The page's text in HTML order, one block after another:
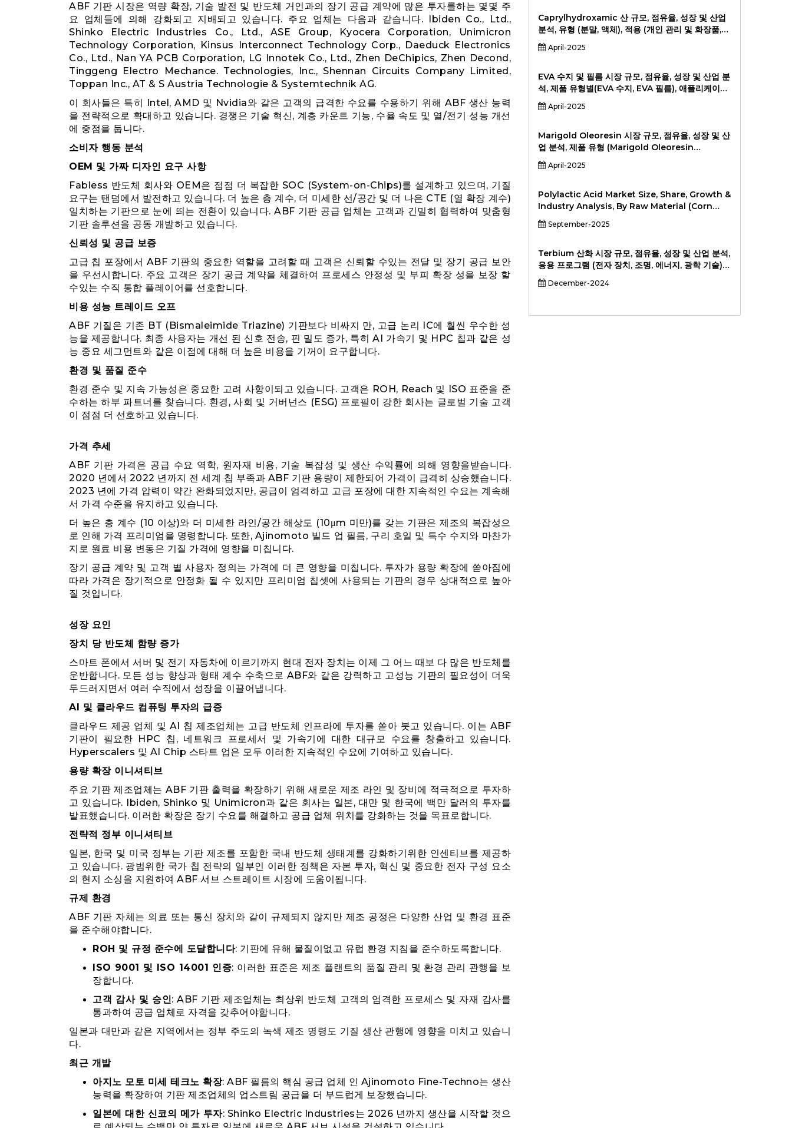
ABF 기판 시장은 역량 확장, 기술 발전 및 반도체 거인과의 장기 공급 계약에 많은 투자를하는 몇몇 주
요 업체들에 의해 강화되고 지배되고 있습니다. 주요 업체는 다음과 같습니다. Ibiden Co., Ltd.,
Shinko Electric Industries Co., Ltd., ASE Group, Kyocera Corporation, Unimicron
Technology Corporation, Kinsus Interconnect Technology Corp., Daeduck Electronics
Co., Ltd., Nan YA PCB Corporation, LG Innotek Co., Ltd., Zhen DeChipics, Zhen Decond,
Tinggeng Electro Mechance. Technologies, Inc., Shennan Circuits Company Limited,
Toppan Inc., AT & S Austria Technologie & Systemtechnik AG.
이 회사들은 특히 Intel, AMD 및 Nvidia와 같은 고객의 급격한 수요를 수용하기 위해 ABF 생산 능력
을 전략적으로 확대하고 있습니다. 경쟁은 기술 혁신, 계층 카운트 기능, 수율 속도 및 열/전기 성능 개선
에 중점을 둡니다.
소비자 행동 분석
OEM 및 가짜 디자인 요구 사항
Fabless 반도체 회사와 OEM은 점점 더 복잡한 SOC (System-on-Chips)를 설계하고 있으며, 기질
요구는 탠덤에서 발전하고 있습니다. 더 높은 층 계수, 더 미세한 선/공간 및 더 나은 CTE (열 확장 계수)
일치하는 기판으로 눈에 띄는 전환이 있습니다. ABF 기판 공급 업체는 고객과 긴밀히 협력하여 맞춤형
기판 솔루션을 공동 개발하고 있습니다.
신뢰성 및 공급 보증
고급 칩 포장에서 ABF 기판의 중요한 역할을 고려할 때 고객은 신뢰할 수있는 전달 및 장기 공급 보안
을 우선시합니다. 주요 고객은 장기 공급 계약을 체결하여 프로세스 안정성 및 부피 확장 성을 보장 할
수있는 수직 통합 플레이어를 선호합니다.
비용 성능 트레이드 오프
ABF 기질은 기존 BT (Bismaleimide Triazine) 기판보다 비싸지 만, 고급 논리 IC에 훨씬 우수한 성
능을 제공합니다. 최종 사용자는 개선 된 신호 전송, 핀 밀도 증가, 특히 AI 가속기 및 HPC 칩과 같은 성
능 중요 세그먼트와 같은 이점에 대해 더 높은 비용을 기꺼이 요구합니다.
환경 및 품질 준수
환경 준수 및 지속 가능성은 중요한 고려 사항이되고 있습니다. 고객은 ROH, Reach 및 ISO 표준을 준
수하는 하부 파트너를 찾습니다. 환경, 사회 및 거버넌스 (ESG) 프로필이 강한 회사는 글로벌 기술 고객
이 점점 더 선호하고 있습니다.
가격 추세
ABF 기판 가격은 공급 수요 역학, 원자재 비용, 기술 복잡성 및 생산 수익률에 의해 영향을받습니다.
2020 년에서 2022 년까지 전 세계 칩 부족과 ABF 기판 용량이 제한되어 가격이 급격히 상승했습니다.
2023 년에 가격 압력이 약간 완화되었지만, 공급이 엄격하고 고급 포장에 대한 지속적인 수요는 계속해
서 가격 수준을 유지하고 있습니다.
더 높은 층 계수 (10 이상)와 더 미세한 라인/공간 해상도 (10μm 미만)를 갖는 기판은 제조의 복잡성으
로 인해 가격 프리미엄을 명령합니다. 또한, Ajinomoto 빌드 업 필름, 구리 호일 및 특수 수지와 마찬가
지로 원료 비용 변동은 기질 가격에 영향을 미칩니다.
장기 공급 계약 및 고객 별 사용자 정의는 가격에 더 큰 영향을 미칩니다. 투자가 용량 확장에 쏟아짐에
따라 가격은 장기적으로 안정화 될 수 있지만 프리미엄 칩셋에 사용되는 기판의 경우 상대적으로 높아
질 것입니다.
성장 요인
장치 당 반도체 함량 증가
스마트 폰에서 서버 및 전기 자동차에 이르기까지 현대 전자 장치는 이제 그 어느 때보 다 많은 반도체를
운반합니다. 모든 성능 향상과 형태 계수 수축으로 ABF와 같은 강력하고 고성능 기판의 필요성이 더욱
두드러지면서 여러 수직에서 성장을 이끌어냅니다.
AI 및 클라우드 컴퓨팅 투자의 급증
클라우드 제공 업체 및 AI 칩 제조업체는 고급 반도체 인프라에 투자를 쏟아 붓고 있습니다. 이는 ABF
기판이 필요한 HPC 칩, 네트워크 프로세서 및 가속기에 대한 대규모 수요를 창출하고 있습니다.
Hyperscalers 및 AI Chip 스타트 업은 모두 이러한 지속적인 수요에 기여하고 있습니다.
용량 확장 이니셔티브
주요 기판 제조업체는 ABF 기판 출력을 확장하기 위해 새로운 제조 라인 및 장비에 적극적으로 투자하
고 있습니다. Ibiden, Shinko 및 Unimicron과 같은 회사는 일본, 대만 및 한국에 백만 달러의 투자를
발표했습니다. 이러한 확장은 장기 수요를 해결하고 공급 업체 위치를 강화하는 것을 목표로합니다.
전략적 정부 이니셔티브
일본, 한국 및 미국 정부는 기판 제조를 포함한 국내 반도체 생태계를 강화하기위한 인센티브를 제공하
고 있습니다. 광범위한 국가 칩 전략의 일부인 이러한 정책은 자본 투자, 혁신 및 중요한 전자 구성 요소
의 현지 소싱을 지원하여 ABF 서브 스트레이트 시장에 도움이됩니다.
규제 환경
ABF 기판 자체는 의료 또는 통신 장치와 같이 규제되지 않지만 제조 공정은 다양한 산업 및 환경 표준
을 준수해야합니다.
ROH 및 규정 준수에 도달합니다: 기판에 유해 물질이없고 유럽 환경 지침을 준수하도록합니다.
ISO 9001 및 ISO 14001 인증: 이러한 표준은 제조 플랜트의 품질 관리 및 환경 관리 관행을 보
장합니다.
고객 감사 및 승인: ABF 기판 제조업체는 최상위 반도체 고객의 엄격한 프로세스 및 자재 감사를
통과하여 공급 업체로 자격을 갖추어야합니다.
일본과 대만과 같은 지역에서는 정부 주도의 녹색 제조 명령도 기질 생산 관행에 영향을 미치고 있습니
다.
최근 개발
아지노 모토 미세 테크노 확장: ABF 필름의 핵심 공급 업체 인 Ajinomoto Fine-Techno는 생산
능력을 확장하여 기판 제조업체의 업스트림 공급을 더 부드럽게 보장했습니다.
일본에 대한 신코의 메가 투자: Shinko Electric Industries는 2026 년까지 생산을 시작할 것으
Pharaceutical Companys, Pheraceutical
Companys,) 2024-2031
Caprylhydroxamic 산 규모, 점유율, 성장 및 산업
분석, 유형 (분말, 액체), 적용 (개인 관리 및 화장품,
제약, 기타), 최종 사용자 (제조업체, 소매 공급 업체,
병원 및 클리닉, 최종 소비자) 및 지역 분석, 2024-
April-2025
EVA 수지 및 필름 시장 규모, 점유율, 성장 및 산업 분
석, 제품 유형별(EVA 수지, EVA 필름), 애플리케이션
별(포장, 자동차, 건설, 재생 에너지, 의료, 기타), 최종
사용자별(식품 및 음료 산업, 자동차 산업, 건설 산업,
April-2025
Marigold Oleoresin 시장 규모, 점유율, 성장 및 산
업 분석, 제품 유형 (Marigold Oleoresin
Powder, Marigold Oleoresin Liquid), 적용 (식
음료, 화장품, 제약, Nutraceutical, 기타), END 사용
약 산업, 기타, 2024-201).
April-2025
Polylactic Acid Market Size, Share, Growth &
Industry Analysis, By Raw Material (Corn
Starch, Sugarcane & Sugar Beet, Cassava,
Other Raw Materials), By Form (Films &
Forms), By End-User Industry (Packaging
(Food Packaging, Non-Food Packaging),
Textiles (Apparel, Nonwovens), Agriculture,
Automotive & Transportation, Electronics,
September-2025
Terbium 산화 시장 규모, 점유율, 성장 및 산업 분석,
응용 프로그램 (전자 장치, 조명, 에너지, 광학 기술)
및 지역 분석, 2024-2031
December-2024